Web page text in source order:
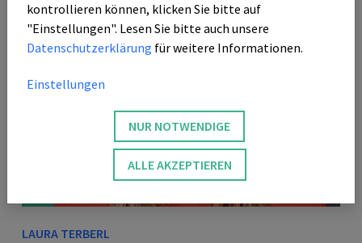
LAURA TERBERL
kontrollieren können, klicken Sie bitte auf
"Einstellungen". Lesen Sie bitte auch unsere
Datenschutzerklärung für weitere Informationen.
Einstellungen
NUR NOTWENDIGE
ALLE AKZEPTIEREN